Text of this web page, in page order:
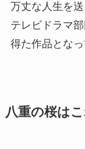
万丈な人生を
テレビドラマ
得た作品となっ
八重の桜は